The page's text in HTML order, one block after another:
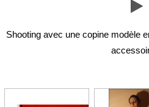

Shooting avec une copine modèle